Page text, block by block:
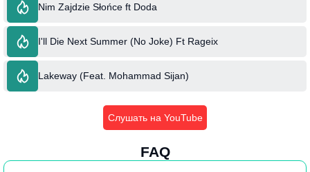
Nim Zajdzie Słońce ft Doda
I'll Die Next Summer (No Joke) Ft Rageix
Lakeway (Feat. Mohammad Sijan)
Слушать на YouTube
FAQ